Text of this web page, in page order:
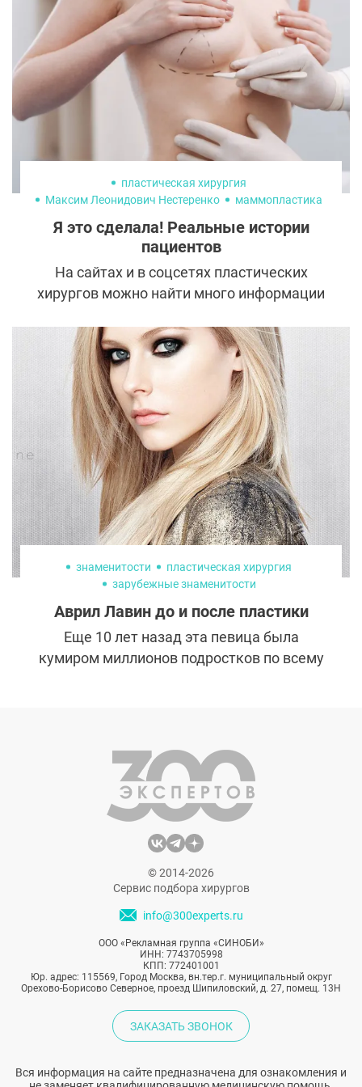
создается. Поэтому организаторы
конкурсов красоты решили, что участницы
должны быть в равных условиях и
устроили для «Королев пластики»
отдельные соревнования.
пластическая хирургия
Максим Леонидович Нестеренко
маммопластика
Я это сделала! Реальные истории
пациентов
На сайтах и в соцсетях пластических
хирургов можно найти много информации
«до» и «после» и даже видео из самой
операционной! Но будущим пациентам все
равно хочется услышать истории
преображения из первых уст. В Instagram
300expertov стартовал конкурс «История
моей пластической операции». В редакцию
поступило множество трогательных и
эмоциональных рассказов пациентов о
том, как прошли их операции, что они
чувствовали, чего боялись, совпали ли их
ожидания с реальностью, как выбирали
хирурга.
знаменитости
пластическая хирургия
зарубежные знаменитости
Аврил Лавин до и после пластики
Еще 10 лет назад эта певица была
кумиром миллионов подростков по всему
имидж и даже сделала пластику. Давайте
вспомним, как выглядела Аврил Лавин до
пластики и посмотрим, как она изменилась
сейчас.
© 2014-2026
Сервис подбора хирургов
info@300experts.ru
ООО «Рекламная группа «СИНОБИ»
ИНН: 7743705998
КПП: 772401001
Юр. адрес: 115569, Город Москва, вн.тер.г. муниципальный округ
Орехово-Борисово Северное, проезд Шипиловский, д. 27, помещ. 13Н
ЗАКАЗАТЬ ЗВОНОК
Вся информация на сайте предназначена для ознакомления и